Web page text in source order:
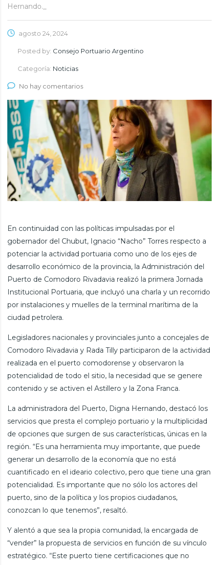
Hernando._
agosto 24, 2024
Posted by: Consejo Portuario Argentino
Categoría: Noticias
No hay comentarios
En continuidad con las políticas impulsadas por el
gobernador del Chubut, Ignacio “Nacho” Torres respecto a
potenciar la actividad portuaria como uno de los ejes de
desarrollo económico de la provincia, la Administración del
Puerto de Comodoro Rivadavia realizó la primera Jornada
Institucional Portuaria, que incluyó una charla y un recorrido
por instalaciones y muelles de la terminal marítima de la
ciudad petrolera.
Legisladores nacionales y provinciales junto a concejales de
Comodoro Rivadavia y Rada Tilly participaron de la actividad
realizada en el puerto comodorense y observaron la
potencialidad de todo el sitio, la necesidad que se genere
contenido y se activen el Astillero y la Zona Franca.
La administradora del Puerto, Digna Hernando, destacó los
servicios que presta el complejo portuario y la multiplicidad
de opciones que surgen de sus características, únicas en la
región. “Es una herramienta muy importante, que puede
generar un desarrollo de la economía que no está
cuantificado en el ideario colectivo, pero que tiene una gran
potencialidad. Es importante que no sólo los actores del
puerto, sino de la política y los propios ciudadanos,
conozcan lo que tenemos”, resaltó.
Y alentó a que sea la propia comunidad, la encargada de
“vender” la propuesta de servicios en función de su vínculo
estratégico. “Este puerto tiene certificaciones que no